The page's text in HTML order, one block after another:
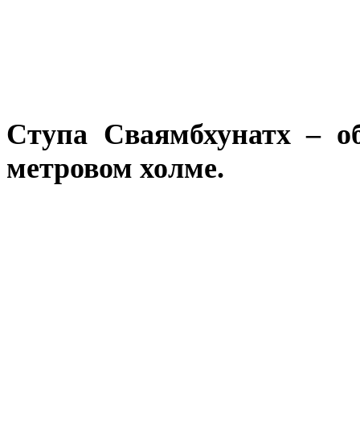
Ступа Сваямбхунатх –
метровом холме.